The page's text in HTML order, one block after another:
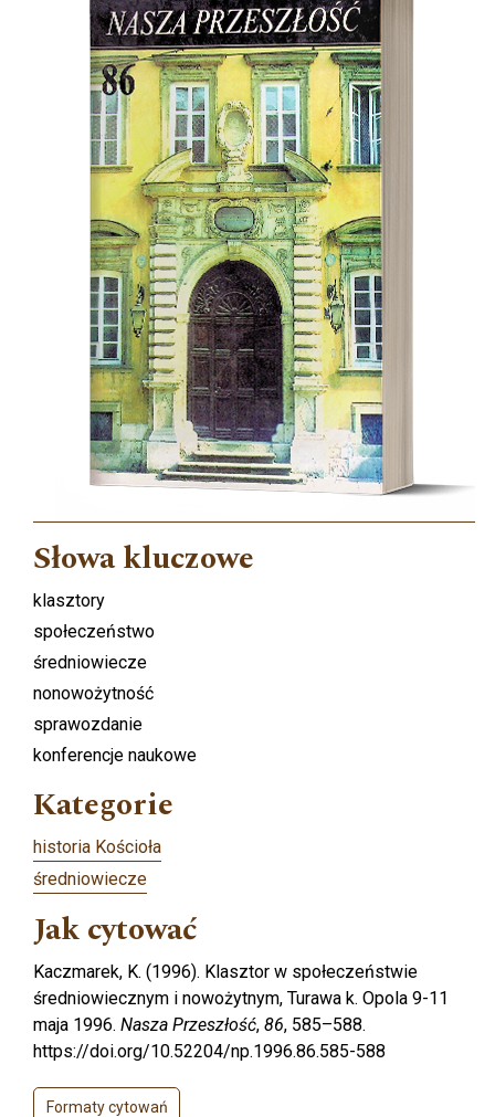
Słowa kluczowe
klasztory
społeczeństwo
średniowiecze
nonowożytność
sprawozdanie
konferencje naukowe
Kategorie
historia Kościoła
średniowiecze
Jak cytować
Kaczmarek, K. (1996). Klasztor w społeczeństwie
średniowiecznym i nowożytnym, Turawa k. Opola 9-11
maja 1996. Nasza Przeszłość, 86, 585–588.
https://doi.org/10.52204/np.1996.86.585-588
Formaty cytowań